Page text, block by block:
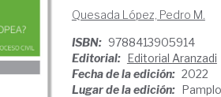
Quesada López, Pedro M.
ISBN: 9788413905914
Editorial: Editorial Aranzadi
Fecha de la edición: 2022
Lugar de la edición: